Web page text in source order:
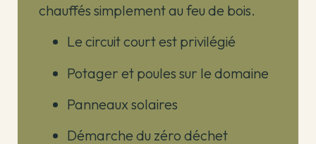
chauffés simplement au feu de bois.
Le circuit court est privilégié
Potager et poules sur le domaine
Panneaux solaires
Démarche du zéro déchet